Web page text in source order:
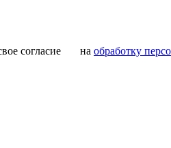
согласие на обработку